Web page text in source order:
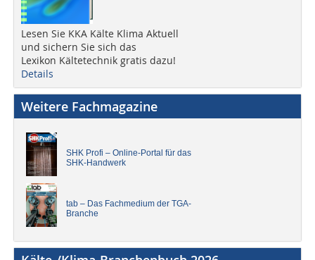
Lesen Sie KKA Kälte Klima Aktuell
und sichern Sie sich das
Lexikon Kältetechnik gratis dazu!
Details
Weitere Fachmagazine
SHK Profi – Online-Portal für das
SHK-Handwerk
tab – Das Fachmedium der TGA-
Branche